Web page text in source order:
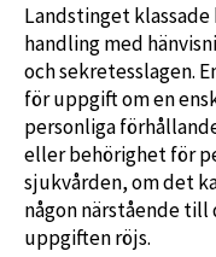
Landstinget
handling med
och sekretesslagen.
för uppgift om en
personliga
eller behörighet för
sjukvården, om det
någon närstående
uppgiften röjs.